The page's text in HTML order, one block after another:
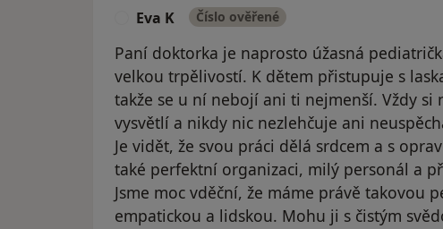
Eva K Číslo ověřené
Paní doktorka je naprosto úžasná
velkou trpělivostí. K dětem přistupuje s
takže se u ní nebojí ani ti nejmenší. Vždy si
vysvětlí a nikdy nic nezlehčuje ani
Je vidět, že svou práci dělá srdcem a s
také perfektní organizaci, milý personál a
Jsme moc vděční, že máme právě takovou
empatickou a lidskou. Mohu ji s čistým